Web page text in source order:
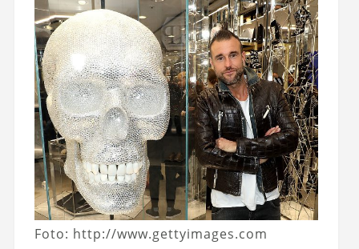
Foto: http://www.gettyimages.com